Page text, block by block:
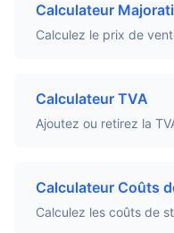
Calculateur
Calculez le prix de
Calculateur TVA
Ajoutez ou retirez la
Calculateur Coûts
Calculez les coûts de